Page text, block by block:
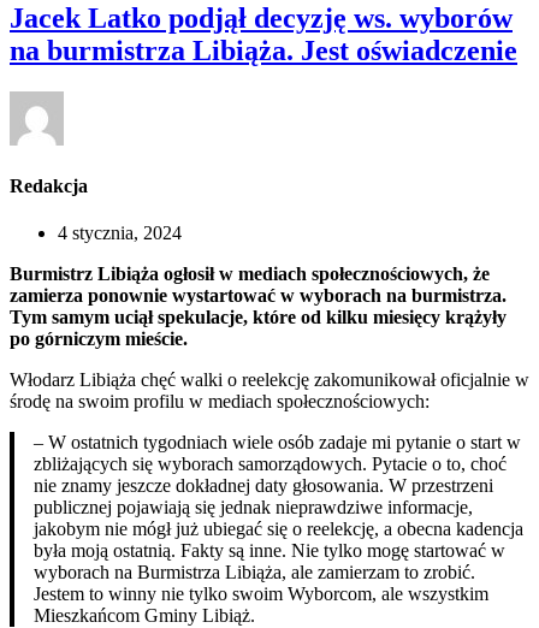
Jacek Latko podjął decyzję ws. wyborów
na burmistrza Libiąża. Jest oświadczenie
Redakcja
4 stycznia, 2024
Burmistrz Libiąża ogłosił w mediach społecznościowych, że
zamierza ponownie wystartować w wyborach na burmistrza.
Tym samym uciął spekulacje, które od kilku miesięcy krążyły
po górniczym mieście.
Włodarz Libiąża chęć walki o reelekcję zakomunikował oficjalnie w
środę na swoim profilu w mediach społecznościowych:
– W ostatnich tygodniach wiele osób zadaje mi pytanie o start w
zbliżających się wyborach samorządowych. Pytacie o to, choć
nie znamy jeszcze dokładnej daty głosowania. W przestrzeni
publicznej pojawiają się jednak nieprawdziwe informacje,
jakobym nie mógł już ubiegać się o reelekcję, a obecna kadencja
była moją ostatnią. Fakty są inne. Nie tylko mogę startować w
wyborach na Burmistrza Libiąża, ale zamierzam to zrobić.
Jestem to winny nie tylko swoim Wyborcom, ale wszystkim
Mieszkańcom Gminy Libiąż.